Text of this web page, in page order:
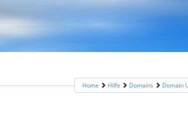
Home Hilfe Domains Domain